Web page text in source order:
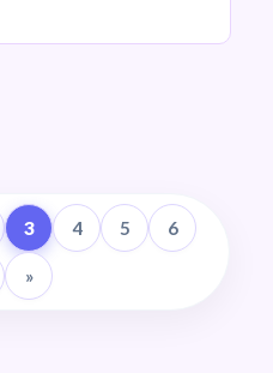
3 4 5 6
»